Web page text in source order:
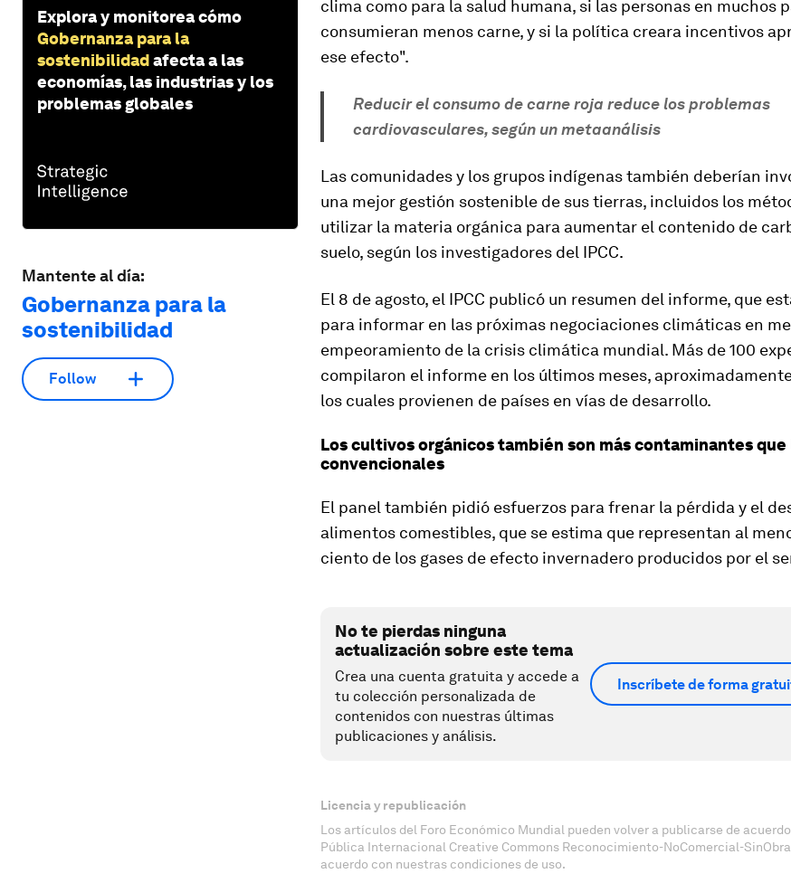
Explora y monitorea cómo
Gobernanza para la
sostenibilidadafecta a las
economías, las industrias y los
problemas globales
Mantente al día:
Gobernanza para la
sostenibilidad
Follow
clima como para la salud humana, si las personas en muchos
consumieran menos carne, y si la política creara incentivos
ese efecto".
Reducir el consumo de carne roja reduce los problemas
cardiovasculares, según un metaanálisis
Las comunidades y los grupos indígenas también deberían
una mejor gestión sostenible de sus tierras, incluidos los
utilizar la materia orgánica para aumentar el contenido de
suelo, según los investigadores del IPCC.
El 8 de agosto, el IPCC publicó un resumen del informe, que
para informar en las próximas negociaciones climáticas en
empeoramiento de la crisis climática mundial. Más de 100
compilaron el informe en los últimos meses,
los cuales provienen de países en vías de desarrollo.
Los cultivos orgánicos también son más contaminantes que
convencionales
El panel también pidió esfuerzos para frenar la pérdida y el
alimentos comestibles, que se estima que representan al
ciento de los gases de efecto invernadero producidos por el
No te pierdas ninguna
actualización sobre este tema
Crea una cuenta gratuita y accede a
tu colección personalizada de
contenidos con nuestras últimas
publicaciones y análisis.
Inscríbete de forma
Licencia y republicación
Los artículos del Foro Económico Mundial pueden volver a publicarse de
Pública Internacional Creative Commons Reconocimiento-NoComercial-
acuerdo con nuestras condiciones de uso.